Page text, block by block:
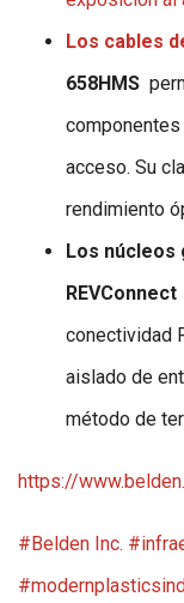
Los cables
658HMS
acceso. Su
rendimiento
Los núcleos
REVConnect
conectividad
aislado de
método de
https://
#Belden Inc.